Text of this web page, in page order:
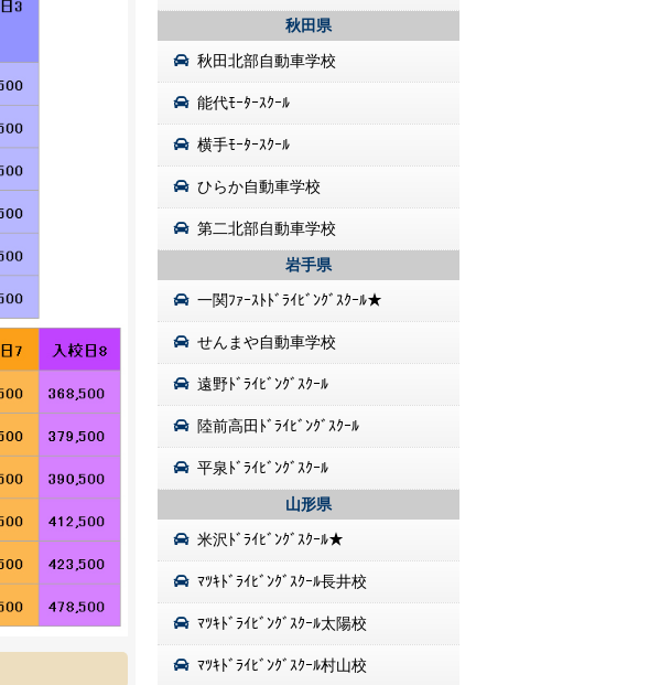
秋田県
秋田北部自動車学校
能代ﾓｰﾀｰｽｸｰﾙ
横手ﾓｰﾀｰｽｸｰﾙ
ひらか自動車学校
第二北部自動車学校
岩手県
一関ﾌｧｰｽﾄﾄﾞﾗｲﾋﾞﾝｸﾞｽｸｰﾙ★
せんまや自動車学校
遠野ﾄﾞﾗｲﾋﾞﾝｸﾞｽｸｰﾙ
陸前高田ﾄﾞﾗｲﾋﾞﾝｸﾞｽｸｰﾙ
平泉ﾄﾞﾗｲﾋﾞﾝｸﾞｽｸｰﾙ
山形県
米沢ﾄﾞﾗｲﾋﾞﾝｸﾞｽｸｰﾙ★
ﾏﾂｷﾄﾞﾗｲﾋﾞﾝｸﾞｽｸｰﾙ長井校
ﾏﾂｷﾄﾞﾗｲﾋﾞﾝｸﾞｽｸｰﾙ太陽校
ﾏﾂｷﾄﾞﾗｲﾋﾞﾝｸﾞｽｸｰﾙ村山校